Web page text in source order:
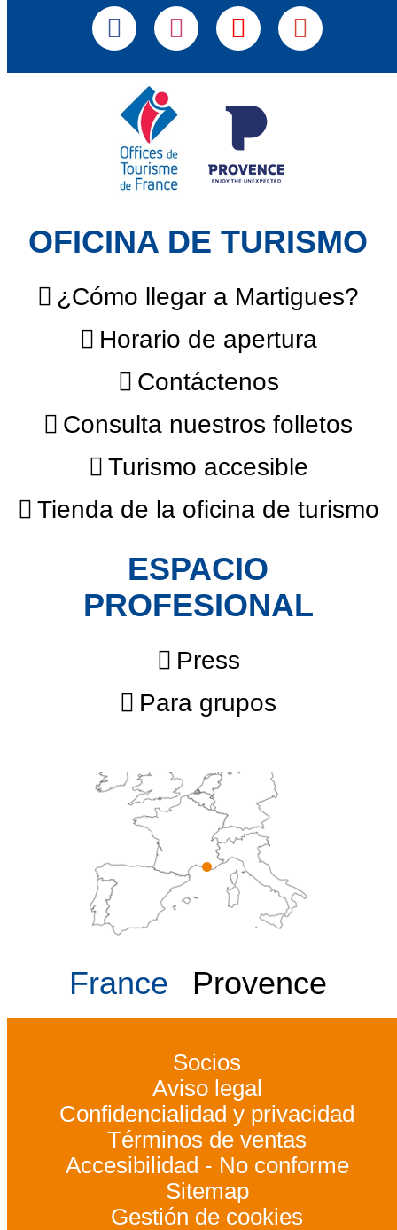
OFICINA DE TURISMO
¿Cómo llegar a Martigues?
Horario de apertura
Contáctenos
Consulta nuestros folletos
Turismo accesible
Tienda de la oficina de turismo
ESPACIO
PROFESIONAL
Press
Para grupos
France Provence
Socios
Aviso legal
Confidencialidad y privacidad
Términos de ventas
Accesibilidad - No conforme
Sitemap
Gestión de cookies